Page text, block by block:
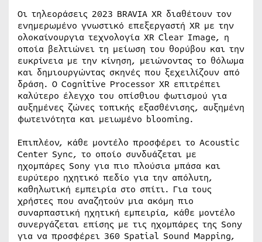
Οι τηλεοράσεις 2023 BRAVIA XR διαθέτουν τον
ενημερωμένο γνωστικό επεξεργαστή XR με την
ολοκαίνουργια τεχνολογία XR Clear Image, η
οποία βελτιώνει τη μείωση του θορύβου και την
ευκρίνεια με την κίνηση, μειώνοντας το θόλωμα
και δημιουργώντας σκηνές που ξεχειλίζουν από
δράση. Ο Cognitive Processor XR επιτρέπει
καλύτερο έλεγχο του οπίσθιου φωτισμού για
αυξημένες ζώνες τοπικής εξασθένισης, αυξημένη
φωτεινότητα και μειωμένο blooming.
Επιπλέον, κάθε μοντέλο προσφέρει το Acoustic
Center Sync, το οποίο συνδυάζεται με
ηχομπάρες Sony για πιο πλούσια μπάσα και
ευρύτερο ηχητικό πεδίο για την απόλυτη,
καθηλωτική εμπειρία στο σπίτι. Για τους
χρήστες που αναζητούν μια ακόμη πιο
συναρπαστική ηχητική εμπειρία, κάθε μοντέλο
συνεργάζεται επίσης με τις ηχομπάρες της Sony
για να προσφέρει 360 Spatial Sound Mapping,